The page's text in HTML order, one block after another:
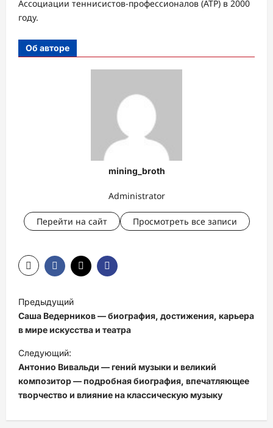
Ассоциации теннисистов-профессионалов (ATP) в 2000
году.
Об авторе
mining_broth
Administrator
Перейти на сайт Просмотреть все записи
а
в
и
г
а
Предыдущий
Саша Ведерников — биография, достижения, карьера
в мире искусства и театра
Следующий:
Антонио Вивальди — гений музыки и великий
композитор — подробная биография, впечатляющее
творчество и влияние на классическую музыку